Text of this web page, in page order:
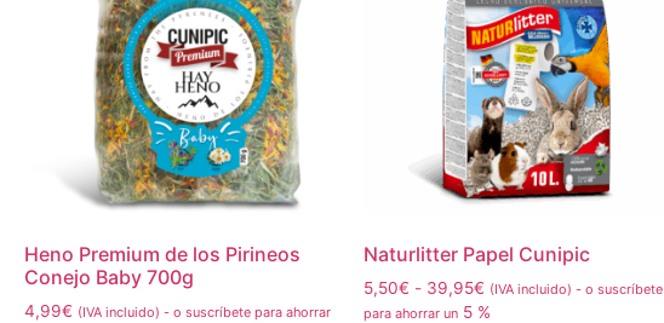
Heno Premium de los Pirineos
Conejo Baby 700g
4,99€ (IVA incluido) - o suscríbete para ahorrar
Naturlitter Papel Cunipic
5,50€ - 39,95€ (IVA incluido) - o suscríbete
para ahorrar un 5 %